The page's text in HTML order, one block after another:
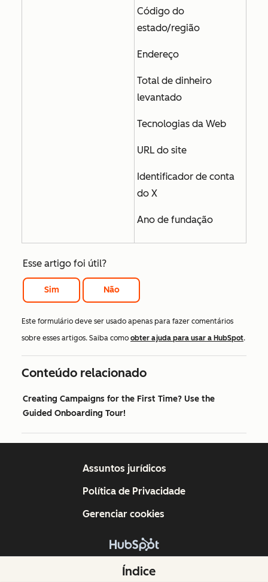
Código do
estado/região
Endereço
Total de dinheiro
levantado
Tecnologias da Web
URL do site
Identificador de conta
do X
Ano de fundação
Esse artigo foi útil?
Sim Não
Este formulário deve ser usado apenas para fazer comentários
sobre esses artigos. Saiba como obter ajuda para usar a HubSpot.
Conteúdo relacionado
Creating Campaigns for the First Time? Use the
Guided Onboarding Tour!
Índice
Copyright © 2026 HubSpot, Inc.
Assuntos jurídicos
Política de Privacidade
Gerenciar cookies